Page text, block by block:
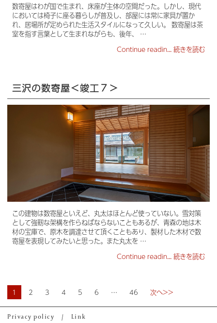
数寄屋はわが国で生まれ、床座が主体の空間だった。しかし、現代
においては椅子に座る暮らしが普及し、部屋には常に家具が置か
れ、居場所が定められた生活スタイルになって久しい。 数寄屋は茶
室を指す言葉として生まれながらも、後年、 …
Continue readin...続きを読む
三沢の数寄屋＜竣工７＞
この建物は数寄屋といえど、丸太はほとんど使っていない。雪対策
として強靭な架構を作らねばならないこともあるが、青森の地は木
材の宝庫で、原木を調達させて頂くこともあり、製材した木材で数
寄屋を表現してみたいと思った。また丸太を …
Continue readin...続きを読む
1 2 3 4 5 6 … 46 次へ>>
Privacy policy / Link